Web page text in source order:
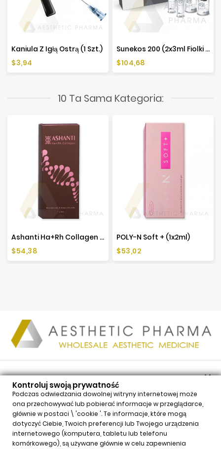
Kaniula Z Igłą Ostrą (1 Szt.)
Cena
$3,94
Sunekos 200 (2x3ml Fiolki + 2 Ampułki)
Cena
$104,68
10 Ta Sama Kategoria:
Ashanti Ha+Rh Collagen (1x2ml)
Cena
$54,38
POLY-N Soft + (1x2ml)
Cena
$53,02
PRODUKTY 
NASZA FIRMA
TWOJE KONTO 
INFORMACJE
Kontroluj swoją prywatność
Kontroluj swoją prywatność
Podczas odwiedzania dowolnej witryny internetowej może
ona przechowywać lub pobierać informacje w przeglądarce,
głównie w postaci \ 'cookie '. Te informacje, które mogą
dotyczyć Ciebie, Twoich preferencji lub Twojego urządzenia
internetowego (komputera, tabletu lub telefonu
komórkowego), są używane głównie w celu zapewnienia